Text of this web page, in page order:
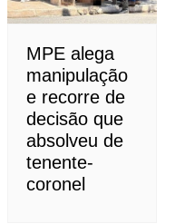
MPE alega
manipulação
e recorre de
decisão que
absolveu de
tenente-
coronel